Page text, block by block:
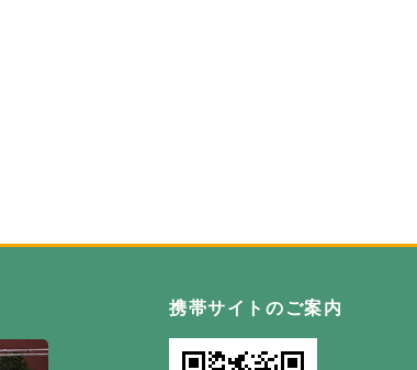
携帯サイトのご案内